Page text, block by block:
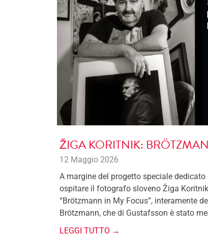
ŽIGA KORITNIK:
12 Maggio 2026
A margine del progetto speciale
ospitare il fotografo sloveno Žiga
“Brötzmann in My Focus”, interamente
Brötzmann, che di Gustafsson è stato
LEGGI TUTTO →